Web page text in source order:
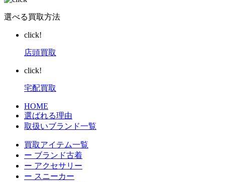
選べる買取方法
click!
店頭買取
click!
宅配買取
HOME
選ばれる理由
取扱いブランド一覧
買取アイテム一覧
ー ブランド古着
ー アクセサリー
ー スニーカー